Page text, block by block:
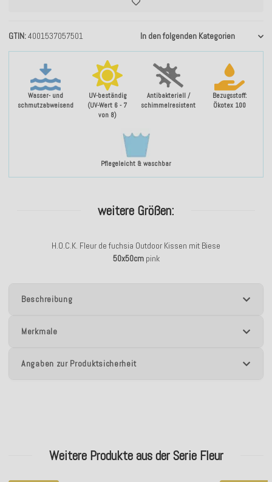
Wasser- und
schmutzabweisend
UV-beständig
(UV-Wert 6 - 7
von 8)
Antibakteriell /
schimmelresistent
Bezugsstoff:
Ökotex 100
Pflegeleicht & waschbar
GTIN 4001537057501 In den folgenden Kategorien
weitere Größen:
H.O.C.K. Fleur de fuchsia Outdoor Kissen mit Biese
50x50cmpink
Beschreibung
Merkmale
Angaben zur Produktsicherheit
Weitere Produkte aus der Serie Fleur